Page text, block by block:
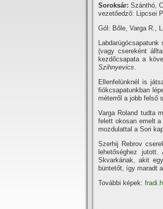
Soroksár: Szánthó,
vezetőedző: Lipcsei
Gól: Bőle, Varga R.,
(vagy csereként
kezdőcsapata a
Szihnyevics.
Ellenfelünknél is
fiókcsapatunkban
méterről a jobb felső
Varga Roland tudta
felett okosan emelt
mozdulattal a Sori
Szerhij Rebrov
lehetőséghez
Skvarkának, akit
büntetőt, í­gy maradt
További képek: